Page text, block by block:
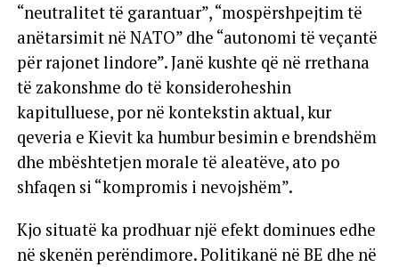
“neutralitet të garantuar”, “mospërshpejtim të
anëtarsimit në NATO” dhe “autonomi të veçantë
për rajonet lindore”. Janë kushte që në rrethana
të zakonshme do të konsideroheshin
kapitulluese, por në kontekstin aktual, kur
qeveria e Kievit ka humbur besimin e brendshëm
dhe mbështetjen morale të aleatëve, ato po
shfaqen si “kompromis i nevojshëm”.
Kjo situatë ka prodhuar një efekt dominues edhe
në skenën perëndimore. Politikanë në BE dhe në